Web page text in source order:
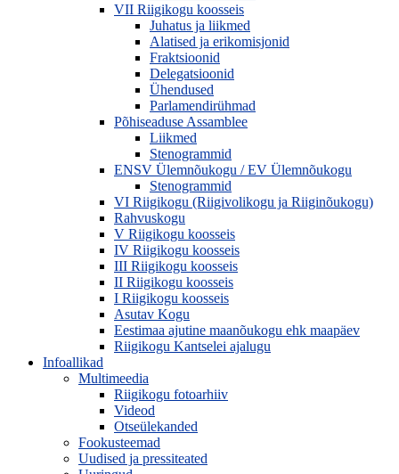
VII Riigikogu koosseis
Juhatus ja liikmed
Alatised ja erikomisjonid
Fraktsioonid
Delegatsioonid
Ühendused
Parlamendirühmad
Põhiseaduse Assamblee
Liikmed
Stenogrammid
ENSV Ülemnõukogu / EV Ülemnõukogu
Stenogrammid
VI Riigikogu (Riigivolikogu ja Riiginõukogu)
Rahvuskogu
V Riigikogu koosseis
IV Riigikogu koosseis
III Riigikogu koosseis
II Riigikogu koosseis
I Riigikogu koosseis
Asutav Kogu
Eestimaa ajutine maanõukogu ehk maapäev
Riigikogu Kantselei ajalugu
Infoallikad
Multimeedia
Riigikogu fotoarhiiv
Videod
Otseülekanded
Fookusteemad
Uudised ja pressiteated